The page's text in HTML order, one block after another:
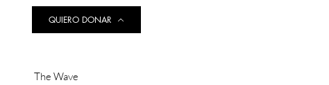
QUIERO DONAR
The Wave